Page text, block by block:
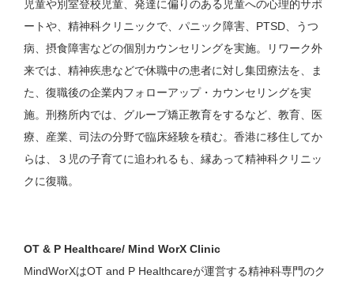
児童や別室登校児童、発達に偏りのある児童への心理的サポ
ートや、精神科クリニックで、パニック障害、PTSD、うつ
病、摂食障害などの個別カウンセリングを実施。リワーク外
来では、精神疾患などで休職中の患者に対し集団療法を、ま
た、復職後の企業内フォローアップ・カウンセリングを実
施。刑務所内では、グループ矯正教育をするなど、教育、医
療、産業、司法の分野で臨床経験を積む。香港に移住してか
らは、３児の子育てに追われるも、縁あって精神科クリニッ
クに復職。
OT & P Healthcare/ Mind WorX Clinic
MindWorXはOT and P Healthcareが運営する精神科専門のク